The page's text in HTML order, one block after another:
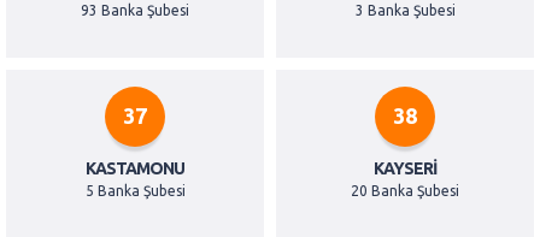
93 Banka Şubesi 3 Banka Şubesi
37
KASTAMONU
5 Banka Şubesi
38
KAYSERI
20 Banka Şubesi